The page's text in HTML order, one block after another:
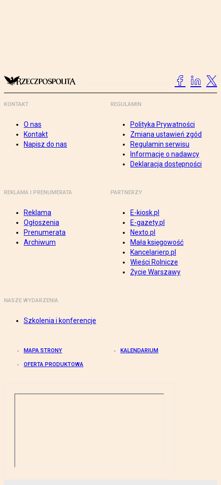
KONTAKT
O nas
Kontakt
Napisz do nas
REGULAMIN
Polityka Prywatności
Zmiana ustawień zgód
Regulamin serwisu
Informacje o nadawcy
Deklaracja dostępności
REKLAMA I PRENUMERATA
Reklama
Ogłoszenia
Prenumerata
Archiwum
PARTNERZY
E-kiosk.pl
E-gazety.pl
Nexto.pl
Mała księgowość
Kancelarierp.pl
Wieści Rolnicze
Życie Warszawy
NASZE WYDARZENIA
Szkolenia i konferencje
MAPA STRONY KALENDARIUM
OFERTA PRODUKTOWA